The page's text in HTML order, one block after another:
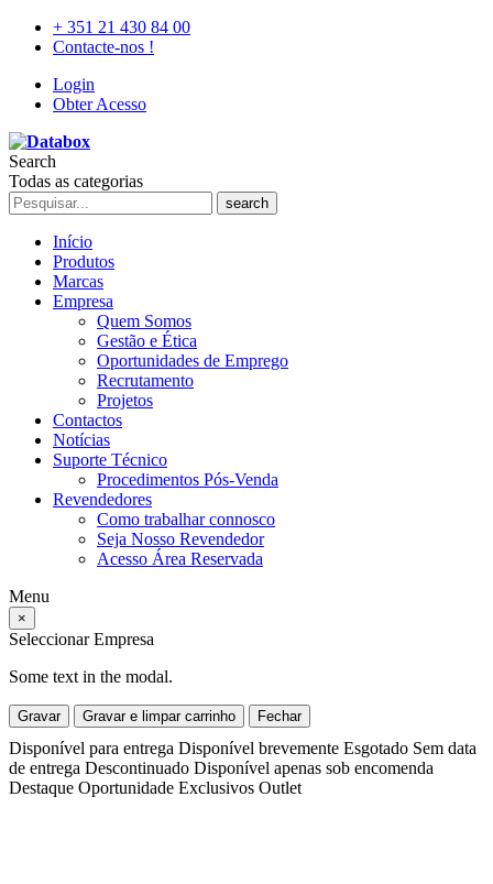
+ 351 21 430 84 00
Contacte-nos !
Login
Obter Acesso
Search
Todas as categorias
search
Início
Produtos
Marcas
Empresa
Quem Somos
Gestão e Ética
Oportunidades de Emprego
Recrutamento
Projetos
Contactos
Notícias
Suporte Técnico
Procedimentos Pós-Venda
Revendedores
Como trabalhar connosco
Seja Nosso Revendedor
Acesso Área Reservada
Menu
×
Seleccionar Empresa
Some text in the modal.
Gravar Gravar e limpar carrinho Fechar
Disponível para entrega Disponível brevemente Esgotado Sem data
de entrega Descontinuado Disponível apenas sob encomenda
Destaque Oportunidade Exclusivos Outlet